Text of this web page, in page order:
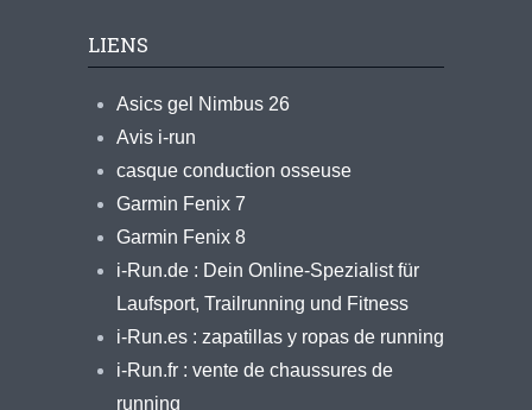
LIENS
Asics gel Nimbus 26
Avis i-run
casque conduction osseuse
Garmin Fenix 7
Garmin Fenix 8
i-Run.de : Dein Online-Spezialist für
Laufsport, Trailrunning und Fitness
i-Run.es : zapatillas y ropas de running
i-Run.fr : vente de chaussures de
running